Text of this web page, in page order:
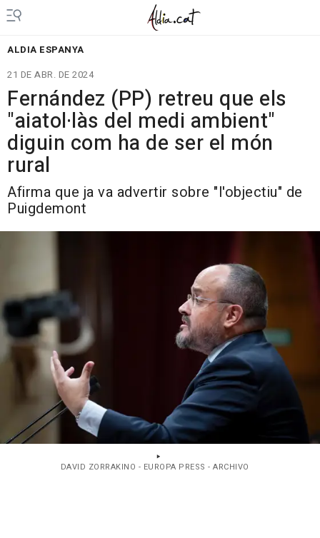
ALDIA ESPANYA
21 DE ABR. DE 2024
Fernández (PP) retreu que els
"aiatol·làs del medi ambient"
diguin com ha de ser el món
rural
Afirma que ja va advertir sobre "l'objectiu" de
Puigdemont
DAVID ZORRAKINO - EUROPA PRESS - ARCHIVO